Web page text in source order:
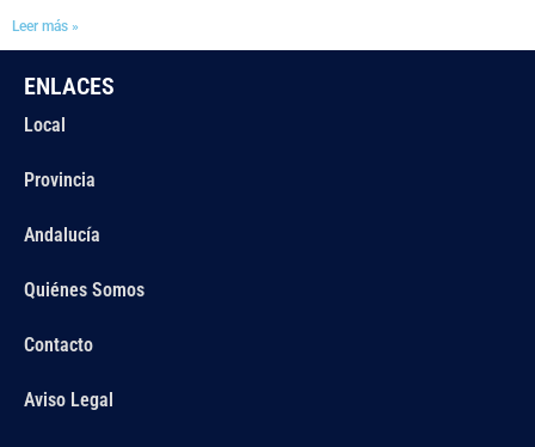
Leer más »
ENLACES
Local
Provincia
Andalucía
Quiénes Somos
Contacto
Aviso Legal